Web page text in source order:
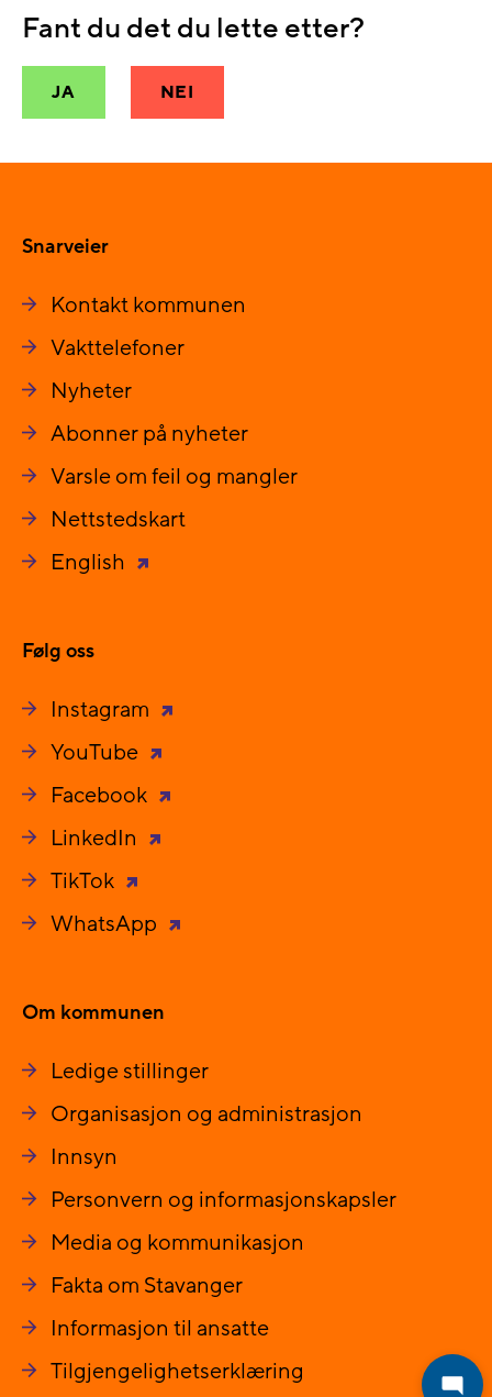
Fant du det du lette etter?
JA NEI
Snarveier
Kontakt kommunen
Vakttelefoner
Nyheter
Abonner på nyheter
Varsle om feil og mangler
Nettstedskart
English
Følg oss
Instagram
YouTube
Facebook
LinkedIn
TikTok
WhatsApp
Om kommunen
Ledige stillinger
Organisasjon og administrasjon
Innsyn
Personvern og informasjonskapsler
Media og kommunikasjon
Fakta om Stavanger
Informasjon til ansatte
Tilgjengelighetserklæring